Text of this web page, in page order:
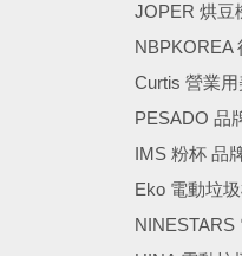
JOPER 烘豆
NBPKOREA
Curtis 營業
PESADO 品
IMS 粉杯 品
Eko 電動垃
NINESTARS